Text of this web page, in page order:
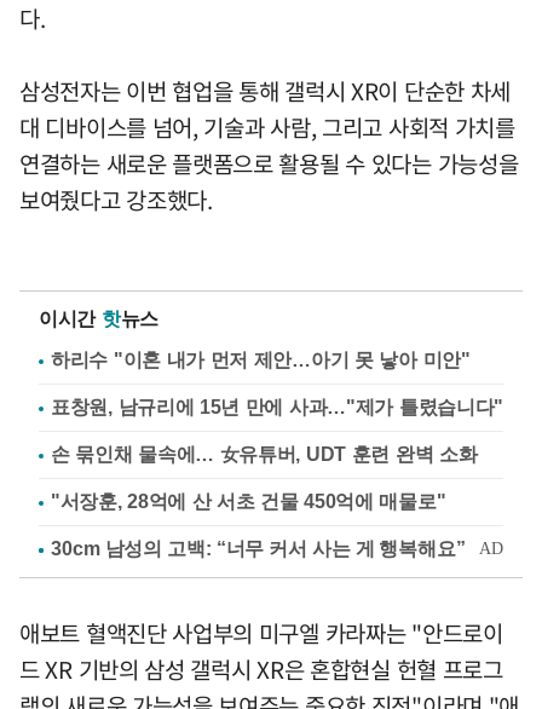
다.
삼성전자는 이번 협업을 통해 갤럭시 XR이 단순한 차세
대 디바이스를 넘어, 기술과 사람, 그리고 사회적 가치를
연결하는 새로운 플랫폼으로 활용될 수 있다는 가능성을
보여줬다고 강조했다.
이시간 핫뉴스
하리수 "이혼 내가 먼저 제안…아기 못 낳아 미안"
표창원, 남규리에 15년 만에 사과…"제가 틀렸습니다"
손 묶인채 물속에… 女유튜버, UDT 훈련 완벽 소화
"서장훈, 28억에 산 서초 건물 450억에 매물로"
애보트 혈액진단 사업부의 미구엘 카라짜는 "안드로이
드 XR 기반의 삼성 갤럭시 XR은 혼합현실 헌혈 프로그